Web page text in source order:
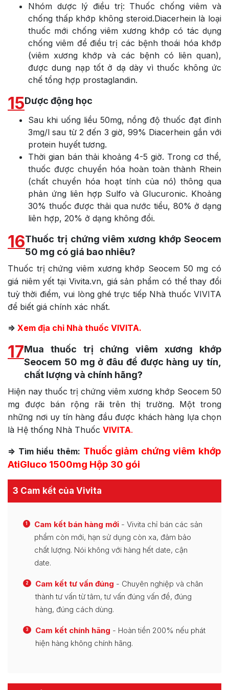
Nhóm dược lý điều trị: Thuốc chống viêm và
chống thấp khớp không steroid.Diacerhein là loại
thuốc mới chống viêm xương khớp có tác dụng
chống viêm để điều trị các bệnh thoái hóa khớp
(viêm xương khớp và các bệnh có liên quan),
được dung nạp tốt ở dạ dày vì thuốc không ức
chế tổng hợp prostaglandin.
15Dược động học
Sau khi uống liều 50mg, nồng độ thuốc đạt đỉnh
3mg/l sau từ 2 đến 3 giờ, 99% Diacerhein gắn với
protein huyết tương.
Thời gian bán thải khoảng 4-5 giờ. Trong cơ thể,
thuốc được chuyển hóa hoàn toàn thành Rhein
(chất chuyển hóa hoạt tính của nó) thông qua
phản ứng liên hợp Sulfo và Glucuronic. Khoảng
30% thuốc được thải qua nước tiểu, 80% ở dạng
liên hợp, 20% ở dạng không đổi.
16Thuốc trị chứng viêm xương khớp Seocem
50 mg có giá bao nhiêu?
Thuốc trị chứng viêm xương khớp Seocem 50 mg có
giá niêm yết tại Vivita.vn, giá sản phẩm có thể thay đổi
tuỳ thời điểm, vui lòng ghé trực tiếp Nhà thuốc VIVITA
để biết giá chính xác nhất.
=> Xem địa chỉ Nhà thuốc VIVITA.
17Mua thuốc trị chứng viêm xương khớp
Seocem 50 mg ở đâu để được hàng uy tín,
chất lượng và chính hãng?
Hiện nay thuốc trị chứng viêm xương khớp Seocem 50
mg được bán rộng rãi trên thị trường. Một trong
những nơi uy tín hàng đầu được khách hàng lựa chọn
là Hệ thống Nhà Thuốc VIVITA.
=> Tìm hiểu thêm: Thuốc giảm chứng viêm khớp
AtiGluco 1500mg Hộp 30 gói
3 Cam kết của Vivita
1 Cam kết bán hàng mới - Vivita chỉ bán các sản
phẩm còn mới, hạn sử dụng còn xa, đảm bảo
chất lượng. Nói không với hàng hết date, cận
date.
2 Cam kết tư vấn đúng - Chuyên nghiệp và chân
thành tư vấn từ tâm, tư vấn đúng vấn đề, đúng
hàng, đúng cách dùng.
3 Cam kết chính hãng - Hoàn tiền 200% nếu phát
hiện hàng không chính hãng.